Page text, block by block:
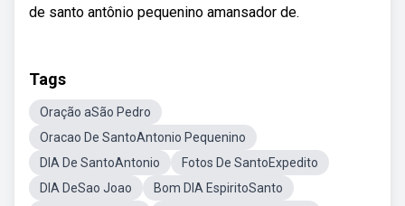
de santo antônio pequenino amansador de.
Tags
Oração aSão Pedro
Oracao De SantoAntonio Pequenino
DIA De SantoAntonio
Fotos De SantoExpedito
DIA DeSao Joao
Bom DIA EspiritoSanto